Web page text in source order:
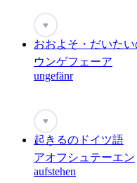
♥
おおよそ・だいた
ウンゲフェーア
ungefänr
♥
起きるのドイツ語
アオフシュテーエン
aufstehen